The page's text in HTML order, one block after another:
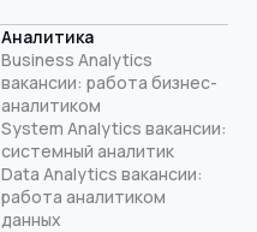
Аналитика
Business Analytics
вакансии: работа бизнес-
аналитиком
System Analytics вакансии:
системный аналитик
Data Analytics вакансии:
работа аналитиком
данных